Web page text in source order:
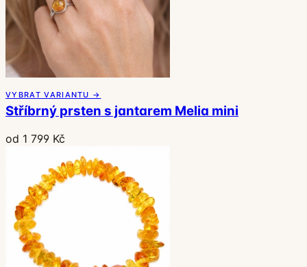
VYBRAT VARIANTU →
Stříbrný prsten s jantarem Melia mini
od 1 799 Kč